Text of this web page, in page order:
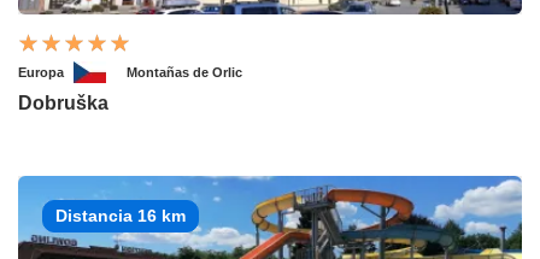
Europa Montañas de Orlic
Dobruška
Distancia 16 km